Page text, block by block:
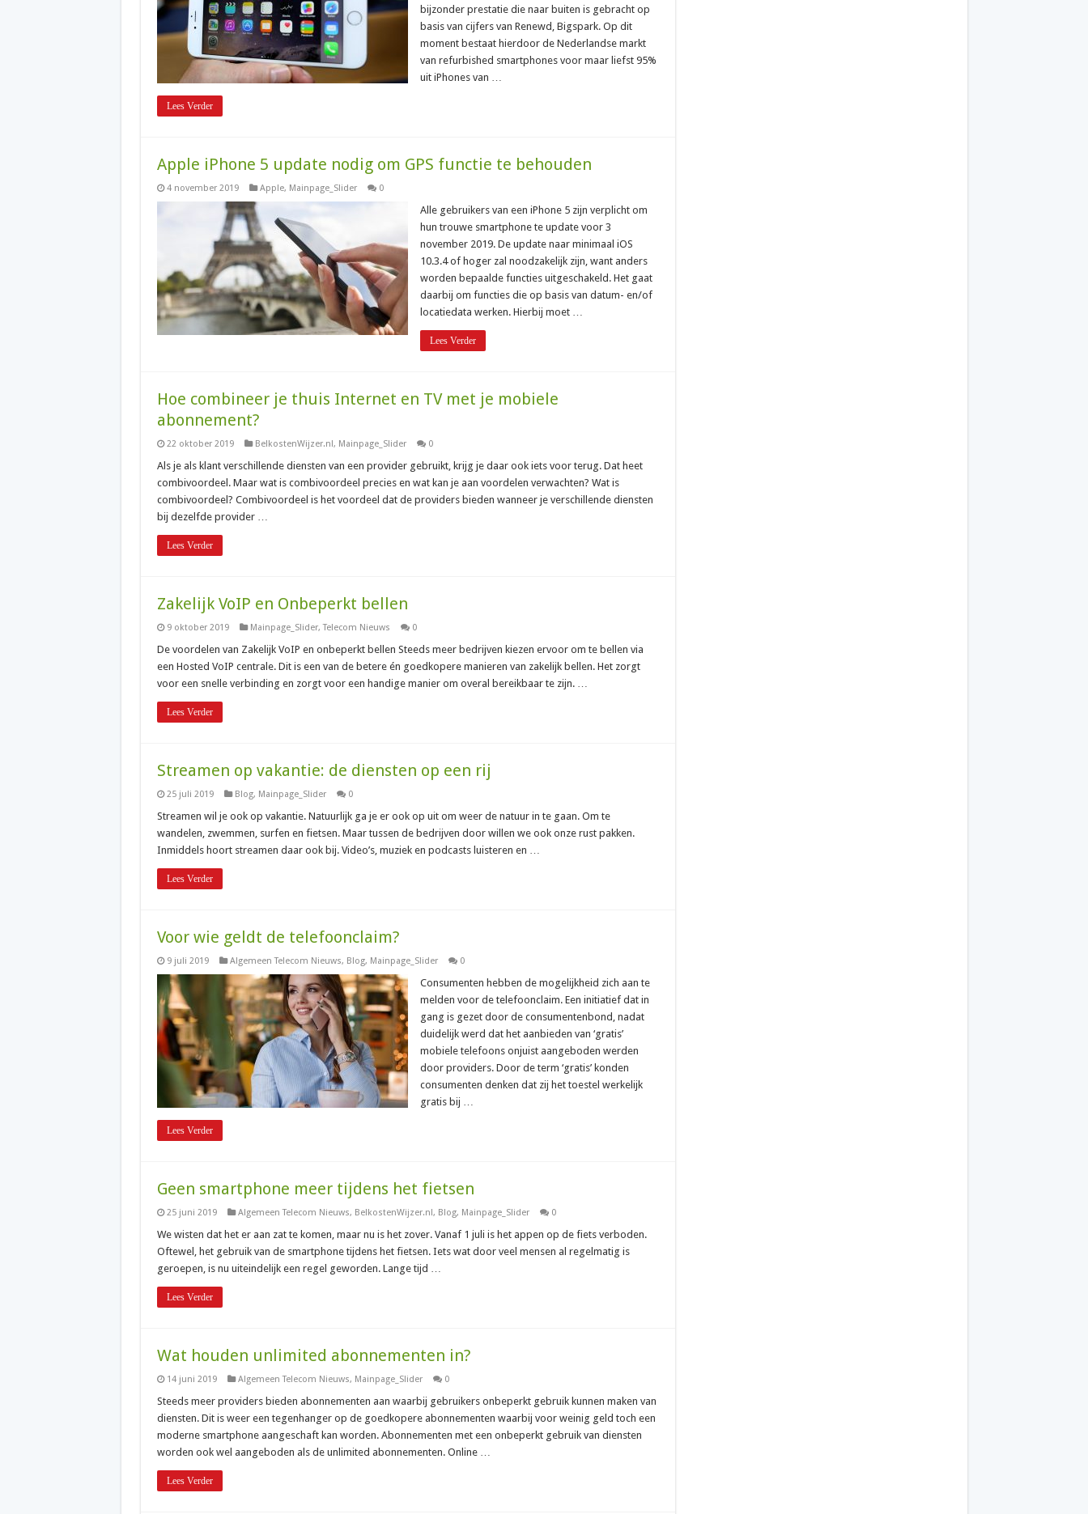
bijzonder prestatie die naar buiten is gebracht op
basis van cijfers van Renewd, Bigspark. Op dit
moment bestaat hierdoor de Nederlandse markt
van refurbished smartphones voor maar liefst 95%
uit iPhones van …
Lees Verder
Apple iPhone 5 update nodig om GPS functie te behouden
4 november 2019 Apple, Mainpage_Slider 0
Alle gebruikers van een iPhone 5 zijn verplicht om
hun trouwe smartphone te update voor 3
november 2019. De update naar minimaal iOS
10.3.4 of hoger zal noodzakelijk zijn, want anders
worden bepaalde functies uitgeschakeld. Het gaat
daarbij om functies die op basis van datum- en/of
locatiedata werken. Hierbij moet …
Lees Verder
Hoe combineer je thuis Internet en TV met je mobiele
abonnement?
22 oktober 2019 BelkostenWijzer.nl , Mainpage_Slider 0
Als je als klant verschillende diensten van een provider gebruikt, krijg je daar ook iets voor terug. Dat heet
combivoordeel. Maar wat is combivoordeel precies en wat kan je aan voordelen verwachten? Wat is
combivoordeel? Combivoordeel is het voordeel dat de providers bieden wanneer je verschillende diensten
bij dezelfde provider …
Lees Verder
Zakelijk VoIP en Onbeperkt bellen
9 oktober 2019 Mainpage_Slider,Telecom Nieuws 0
De voordelen van Zakelijk VoIP en onbeperkt bellen Steeds meer bedrijven kiezen ervoor om te bellen via
een Hosted VoIP centrale. Dit is een van de betere én goedkopere manieren van zakelijk bellen. Het zorgt
voor een snelle verbinding en zorgt voor een handige manier om overal bereikbaar te zijn. …
Lees Verder
Streamen op vakantie: de diensten op een rij
25 juli 2019 Blog, Mainpage_Slider 0
Streamen wil je ook op vakantie. Natuurlijk ga je er ook op uit om weer de natuur in te gaan. Om te
wandelen, zwemmen, surfen en fietsen. Maar tussen de bedrijven door willen we ook onze rust pakken.
Inmiddels hoort streamen daar ook bij. Video’s, muziek en podcasts luisteren en …
Lees Verder
Voor wie geldt de telefoonclaim?
9 juli 2019 Algemeen Telecom Nieuws, Blog, Mainpage_Slider 0
Consumenten hebben de mogelijkheid zich aan te
melden voor de telefoonclaim. Een initiatief dat in
gang is gezet door de consumentenbond, nadat
duidelijk werd dat het aanbieden van ‘gratis’
mobiele telefoons onjuist aangeboden werden
door providers. Door de term ‘gratis’ konden
consumenten denken dat zij het toestel werkelijk
gratis bij …
Lees Verder
Geen smartphone meer tijdens het fietsen
25 juni 2019 Algemeen Telecom Nieuws, BelkostenWijzer.nl , Blog, Mainpage_Slider 0
We wisten dat het er aan zat te komen, maar nu is het zover. Vanaf 1 juli is het appen op de fiets verboden.
Oftewel, het gebruik van de smartphone tijdens het fietsen. Iets wat door veel mensen al regelmatig is
geroepen, is nu uiteindelijk een regel geworden. Lange tijd …
Lees Verder
Wat houden unlimited abonnementen in?
14 juni 2019 Algemeen Telecom Nieuws, Mainpage_Slider 0
Steeds meer providers bieden abonnementen aan waarbij gebruikers onbeperkt gebruik kunnen maken van
diensten. Dit is weer een tegenhanger op de goedkopere abonnementen waarbij voor weinig geld toch een
moderne smartphone aangeschaft kan worden. Abonnementen met een onbeperkt gebruik van diensten
worden ook wel aangeboden als de unlimited abonnementen. Online …
Lees Verder